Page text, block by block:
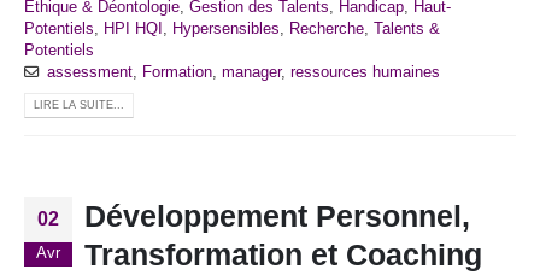
Ethique & Déontologie, Gestion des Talents, Handicap, Haut-
Potentiels, HPI HQI , Hypersensibles, Recherche,
Talents &
Potentiels
assessment, Formation, manager, ressources humaines
LIRE LA SUITE...
02
Avr
Développement Personnel,
Transformation et Coaching